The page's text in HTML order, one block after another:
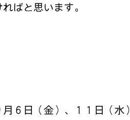
ばと思います。
６日（金）、１１日（水）